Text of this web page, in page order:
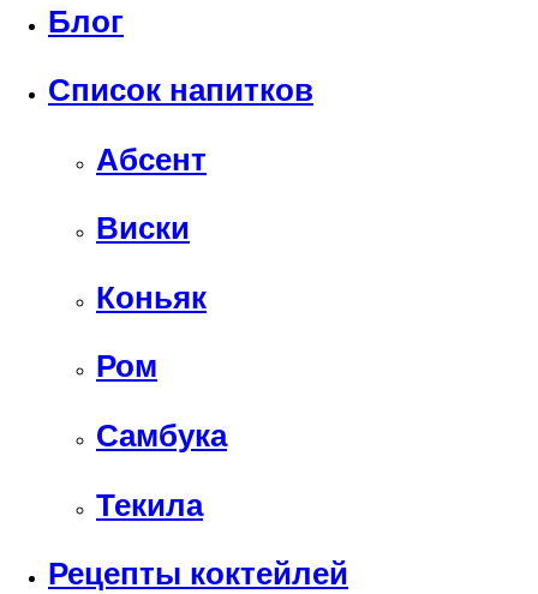
Блог
Список напитков
Абсент
Виски
Коньяк
Ром
Самбука
Текила
Рецепты коктейлей